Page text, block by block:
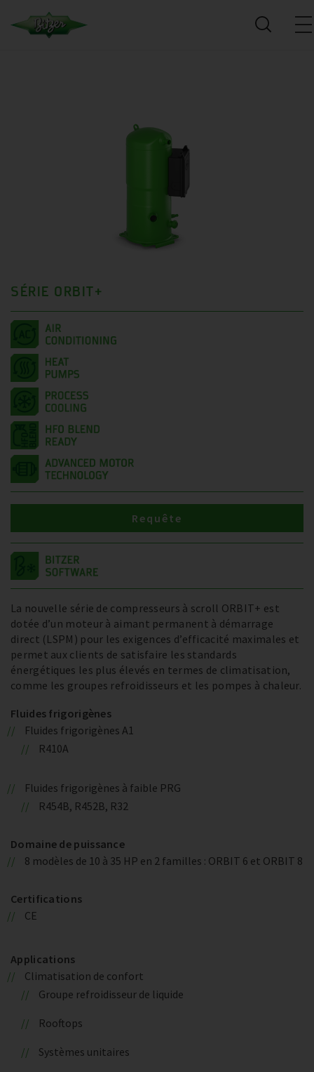
SÉRIE ORBIT+
La nouvelle série de compresseurs à scroll ORBIT+ est
dotée d’un moteur à aimant permanent à démarrage
direct (LSPM) pour les exigences d’efficacité maximales et
permet aux clients de satisfaire les standards
énergétiques les plus élevés en termes de climatisation,
comme les groupes refroidisseurs et les pompes à chaleur.
Fluides frigorigènes
Fluides frigorigènes A1
R410A
Fluides frigorigènes à faible PRG
R454B, R452B, R32
Domaine de puissance
8 modèles de 10 à 35 HP en 2 familles : ORBIT 6 et ORBIT 8
Certifications
CE
Applications
Climatisation de confort
Groupe refroidisseur de liquide
Rooftops
Systèmes unitaires
Requête